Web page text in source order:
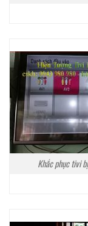
Khắc phục tivi